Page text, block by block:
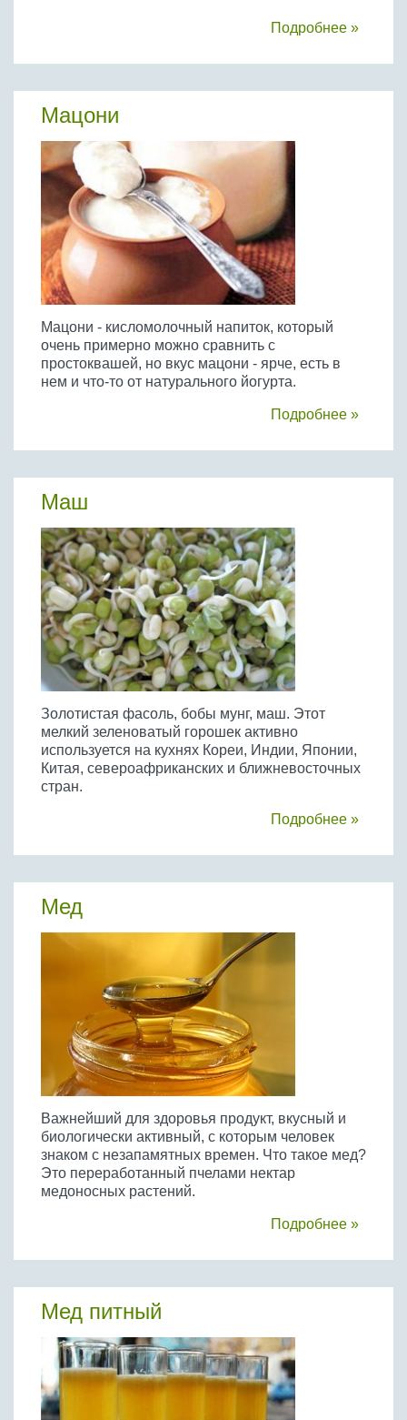
Подробнее »
Мацони
Мацони - кисломолочный напиток, который
очень примерно можно сравнить с
простоквашей, но вкус мацони - ярче, есть в
нем и что-то от натурального йогурта.
Подробнее »
Маш
Золотистая фасоль, бобы мунг, маш. Этот
мелкий зеленоватый горошек активно
используется на кухнях Кореи, Индии, Японии,
Китая, североафриканских и ближневосточных
стран.
Подробнее »
Мед
Важнейший для здоровья продукт, вкусный и
биологически активный, с которым человек
знаком с незапамятных времен. Что такое мед?
Это переработанный пчелами нектар
медоносных растений.
Подробнее »
Мед питный